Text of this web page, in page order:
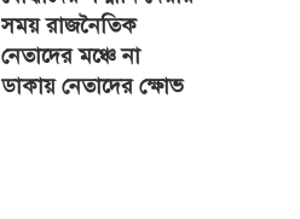
সময় রাজনৈতিক
নেতাদের মঞ্চে না
ডাকায় নেতাদের ক্ষোভ